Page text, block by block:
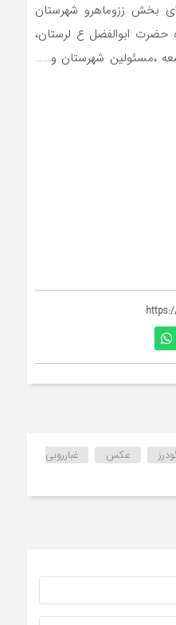
بخش ززوماهرو شهرستان
حضرت ابوالفضل ع لرستان،
،مسئولین شهرستان و……
عکس
غبارروبی